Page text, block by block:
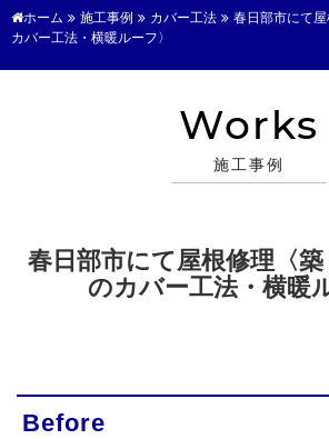
ホーム 施工事例 カバー工法
春日部市にて
カバー工法・横暖ルーフ〉
Works
施工事例
春日部市にて屋根修理〈
のカバー工法・横暖
Before